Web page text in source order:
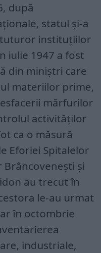
după
statul și-a
instituțiilor
iulie 1947 a fost
din miniștri care
materiilor prime,
mărfurilor
activităților
ca o măsură
Eforiei Spitalelor
Brâncovenești și
au trecut în
le-au urmat
în octombrie
industriale,